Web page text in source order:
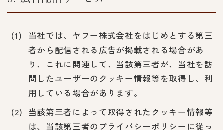
当社では、ヤフー株式会社をはじめとする第三
者から配信される広告が掲載される場合があ
り、これに関連して、当該第三者が、当社を訪
問したユーザーのクッキー情報等を取得し、利
用している場合があります。
当該第三者によって取得されたクッキー情報等
は、当該第三者のプライバシーポリシーに従っ